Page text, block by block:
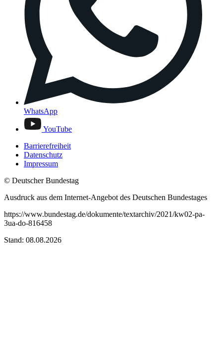
WhatsApp
YouTube
Barrierefreiheit
Datenschutz
Impressum
© Deutscher Bundestag
Ausdruck aus dem Internet-Angebot des Deutschen Bundestages
https://www.bundestag.de/dokumente/textarchiv/2021/kw02-pa-
3ua-do-816458
Stand: 08.08.2026